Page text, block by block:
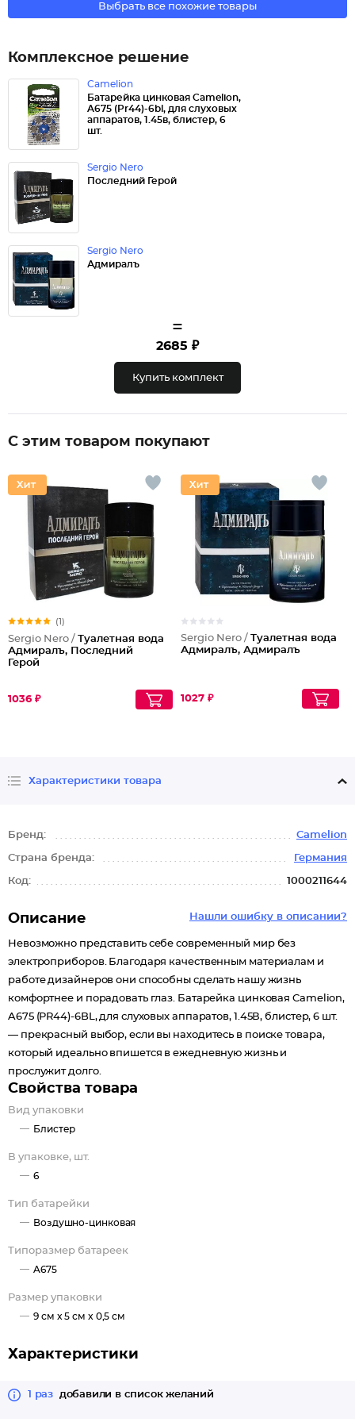
Выбрать все похожие товары
Комплексное решение
Camelion
Батарейка цинковая Camelion,
A675 (Pr44)-6bl, для слуховых
аппаратов, 1.45в, блистер, 6
шт.
Sergio Nero
Последний Герой
Sergio Nero
Адмиралъ
=
2685 ₽
Купить комплект
С этим товаром покупают
(1)
Sergio Nero / Туалетная вода
Адмиралъ, Последний
Герой
1036 ₽
Sergio Nero / Туалетная вода
Адмиралъ, Адмиралъ
1027 ₽
Характеристики товара
Бренд: Camelion
Страна бренда: Германия
Код: 1000211644
Нашли ошибку в описании?
Описание
Невозможно представить себе современный мир без
электроприборов. Благодаря качественным материалам и
работе дизайнеров они способны сделать нашу жизнь
комфортнее и порадовать глаз. Батарейка цинковая Camelion,
A675 (PR44)-6BL, для слуховых аппаратов, 1.45В, блистер, 6 шт.
— прекрасный выбор, если вы находитесь в поиске товара,
который идеально впишется в ежедневную жизнь и
прослужит долго.
Свойства товара
Вид упаковки
Блистер
В упаковке, шт.
6
Тип батарейки
Воздушно-цинковая
Типоразмер батареек
A675
Размер упаковки
9 см x 5 см x 0,5 см
Характеристики
1 раз добавили в список желаний